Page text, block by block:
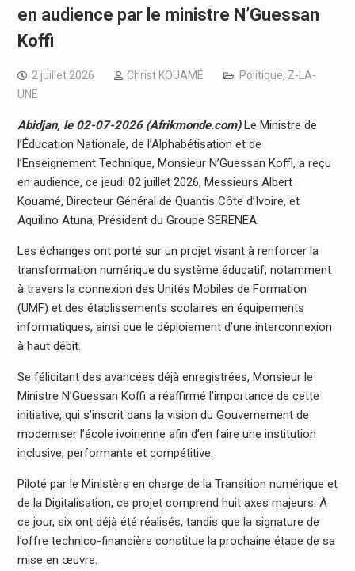
en audience par le ministre N’Guessan
Koffi
2 juillet 2026 Christ KOUAMÉ Politique, Z-LA-
UNE
Abidjan, le 02-07-2026 (Afrikmonde.com)Le Ministre de
l’Éducation Nationale, de l’Alphabétisation et de
l’Enseignement Technique, Monsieur N’Guessan Koffi, a reçu
en audience, ce jeudi 02 juillet 2026, Messieurs Albert
Kouamé, Directeur Général de Quantis Côte d’Ivoire, et
Aquilino Atuna, Président du Groupe SERENEA.
Les échanges ont porté sur un projet visant à renforcer la
transformation numérique du système éducatif, notamment
à travers la connexion des Unités Mobiles de Formation
(UMF) et des établissements scolaires en équipements
informatiques, ainsi que le déploiement d’une interconnexion
à haut débit.
Se félicitant des avancées déjà enregistrées, Monsieur le
Ministre N’Guessan Koffi a réaffirmé l’importance de cette
initiative, qui s’inscrit dans la vision du Gouvernement de
moderniser l’école ivoirienne afin d’en faire une institution
inclusive, performante et compétitive.
Piloté par le Ministère en charge de la Transition numérique et
de la Digitalisation, ce projet comprend huit axes majeurs. À
ce jour, six ont déjà été réalisés, tandis que la signature de
l’offre technico-financière constitue la prochaine étape de sa
mise en œuvre.